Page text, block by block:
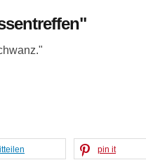
pin it